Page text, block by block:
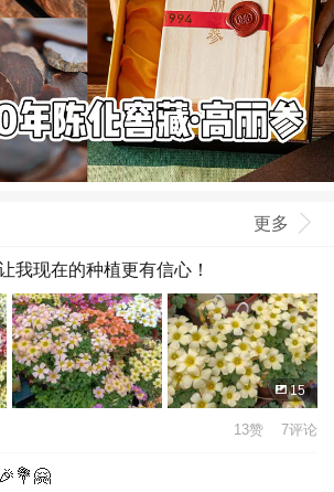
更多
我现在的种植更有信心！
15
13赞 7评论